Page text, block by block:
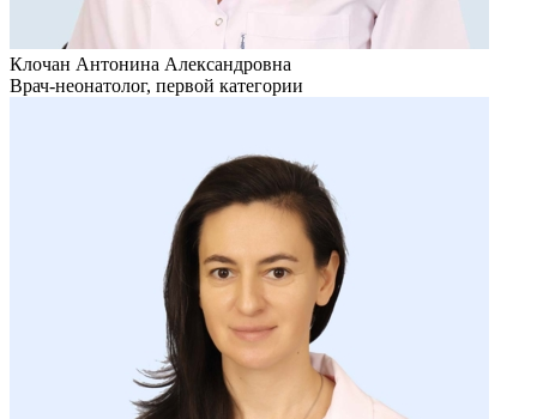
Клочан Антонина Александровна
Врач-неонатолог, первой категории